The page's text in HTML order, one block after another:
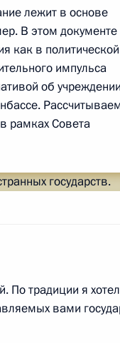
лежит в основе
В этом документе
как в политической
импульса
об учреждении
рамках Совета
По традиции я
вами